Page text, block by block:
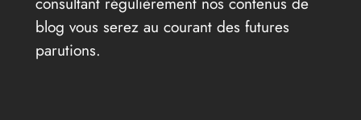
blog vous serez au courant des futures
parutions.